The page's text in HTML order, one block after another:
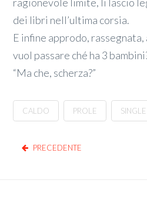
dei libri nell’ultima corsia.
E infine approdo, rassegnata,
vuol passare ché ha 3
“Ma che, scherza?”
CALDO PROLE SINGLE
PRECEDENTE